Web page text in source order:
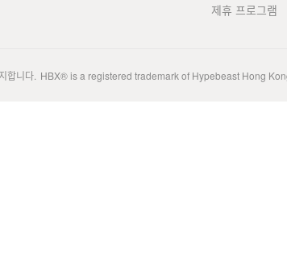
제휴 프로그램
합니다. HBX® is a registered trademark of Hypebeast Hong